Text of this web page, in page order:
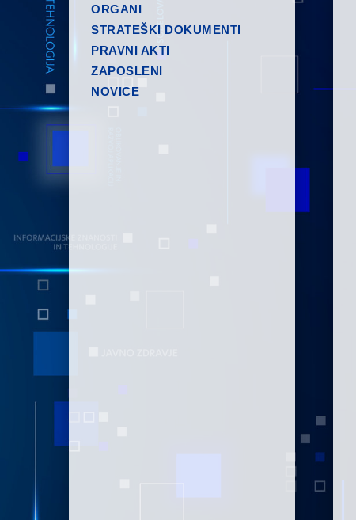
ORGANI
STRATEŠKI DOKUMENTI
PRAVNI AKTI
ZAPOSLENI
NOVICE